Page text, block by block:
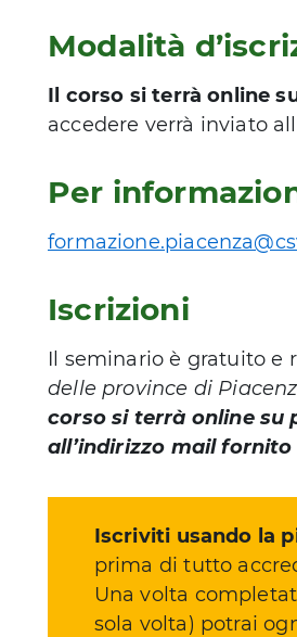
Modalità
Il corso si terrà online
accedere verrà inviato
Per
Iscrizioni
Il seminario è gratuito e
delle province di
corso si terrà online su
all’indirizzo mail
Iscriviti usando la
prima di tutto
Una volta
sola volta) potrai